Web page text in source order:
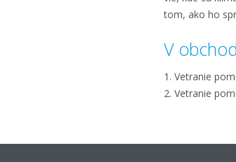
tom, ako ho
V
1. Vetranie
2. Vetranie